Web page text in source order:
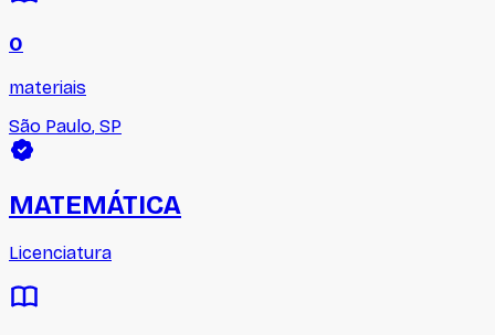
0
materiais
São Paulo, SP
MATEMÁTICA
Licenciatura